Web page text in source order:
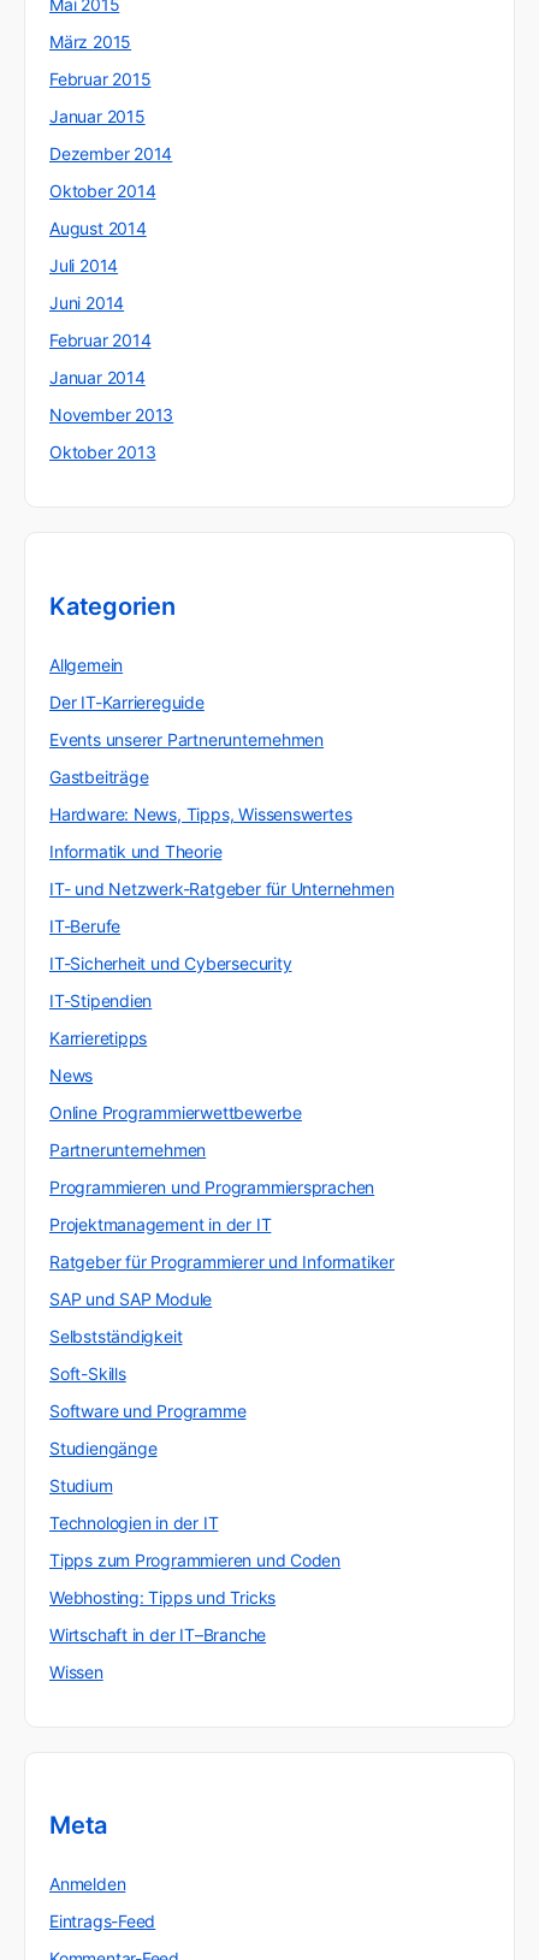
Mai 2015
März 2015
Februar 2015
Januar 2015
Dezember 2014
Oktober 2014
August 2014
Juli 2014
Juni 2014
Februar 2014
Januar 2014
November 2013
Oktober 2013
Kategorien
Allgemein
Der IT-Karriereguide
Events unserer Partnerunternehmen
Gastbeiträge
Hardware: News, Tipps, Wissenswertes
Informatik und Theorie
IT- und Netzwerk-Ratgeber für Unternehmen
IT-Berufe
IT-Sicherheit und Cybersecurity
IT-Stipendien
Karrieretipps
News
Online Programmierwettbewerbe
Partnerunternehmen
Programmieren und Programmiersprachen
Projektmanagement in der IT
Ratgeber für Programmierer und Informatiker
SAP und SAP Module
Selbstständigkeit
Soft-Skills
Software und Programme
Studiengänge
Studium
Technologien in der IT
Tipps zum Programmieren und Coden
Webhosting: Tipps und Tricks
Wirtschaft in der IT–Branche
Wissen
Meta
Anmelden
Eintrags-Feed